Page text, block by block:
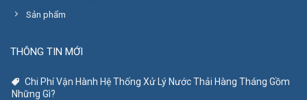
Sản phẩm
THÔNG TIN MỚI
Chi Phí Vận Hành Hệ Thống Xử Lý Nước Thải Hàng Tháng Gồm
Những Gì?